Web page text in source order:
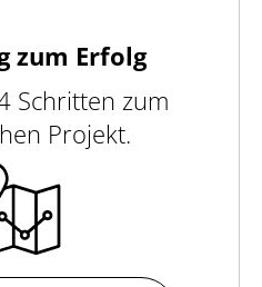
zum Erfolg
Schritten zum
Projekt.